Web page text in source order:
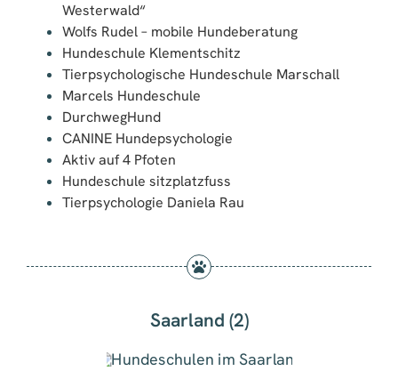
Westerwald“
Wolfs Rudel – mobile Hundeberatung
Hundeschule Klementschitz
Tierpsychologische Hundeschule Marschall
Marcels Hundeschule
DurchwegHund
CANINE Hundepsychologie
Aktiv auf 4 Pfoten
Hundeschule sitzplatzfuss
Tierpsychologie Daniela Rau
Saarland (2)